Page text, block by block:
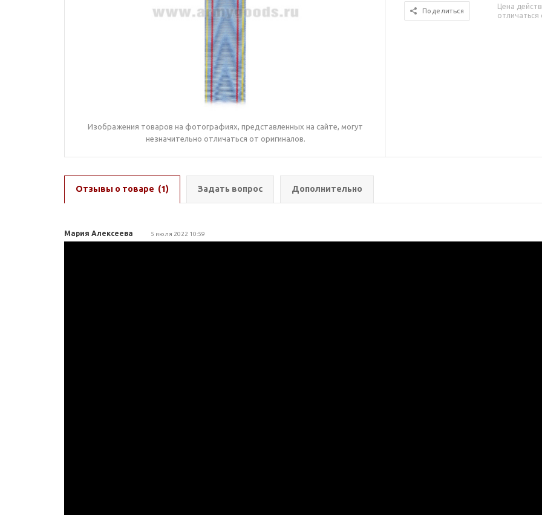
Изображения товаров на фотографиях, представленных на сайте, могут
незначительно отличаться от оригиналов.
Поделиться
Цена
отличаться
Отзывы о товаре (1) Задать вопрос Дополнительно
Мария Алексеева 5 июля 2022 10:59